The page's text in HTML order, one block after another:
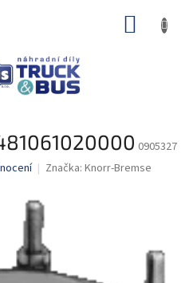
0905327
Značka: Knorr-Bremse